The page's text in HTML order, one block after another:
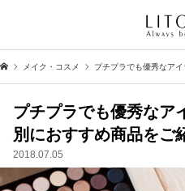
メイク・コスメ プチプラでも優秀なア
プチプラでも優秀なア
別におすすめ商品をご
2018.07.05